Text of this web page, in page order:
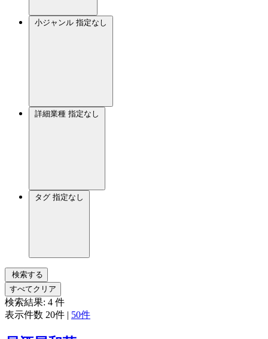
小ジャンル 指定なし
詳細業種 指定なし
タグ 指定なし
検索する
すべてクリア
検索結果: 4 件
表示件数 20件 | 50件